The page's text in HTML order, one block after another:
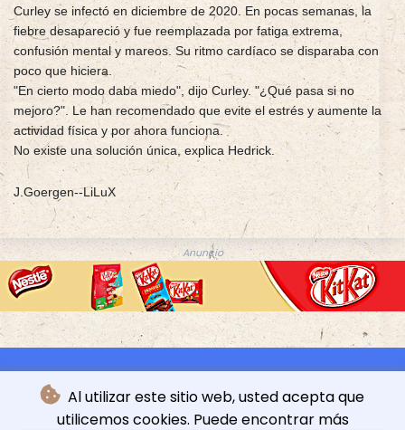
Al utilizar este sitio web, usted acepta que
utilicemos cookies. Puede encontrar más
Curley se infectó en diciembre de 2020. En pocas semanas, la
fiebre desapareció y fue reemplazada por fatiga extrema,
confusión mental y mareos. Su ritmo cardíaco se disparaba con
poco que hiciera.
"En cierto modo daba miedo", dijo Curley. "¿Qué pasa si no
mejoro?". Le han recomendado que evite el estrés y aumente la
actividad física y por ahora funciona.
No existe una solución única, explica Hedrick.
J.Goergen--LiLuX
Anuncio